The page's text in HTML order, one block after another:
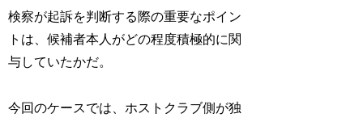
検察が起訴を判断する際の重要なポイン
トは、候補者本人がどの程度積極的に関
与していたかだ。
今回のケースでは、ホストクラブ側が独